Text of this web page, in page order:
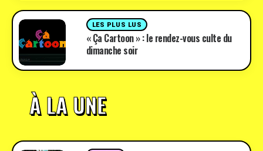
LES PLUS LUS
« Ça Cartoon » : le rendez-vous culte du
dimanche soir
À LA UNE